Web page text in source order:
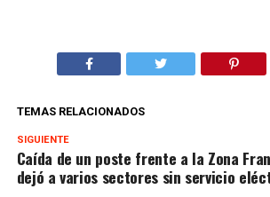
TEMAS RELACIONADOS
SIGUIENTE
Caída de un poste frente a la Zona
dejó a varios sectores sin servicio